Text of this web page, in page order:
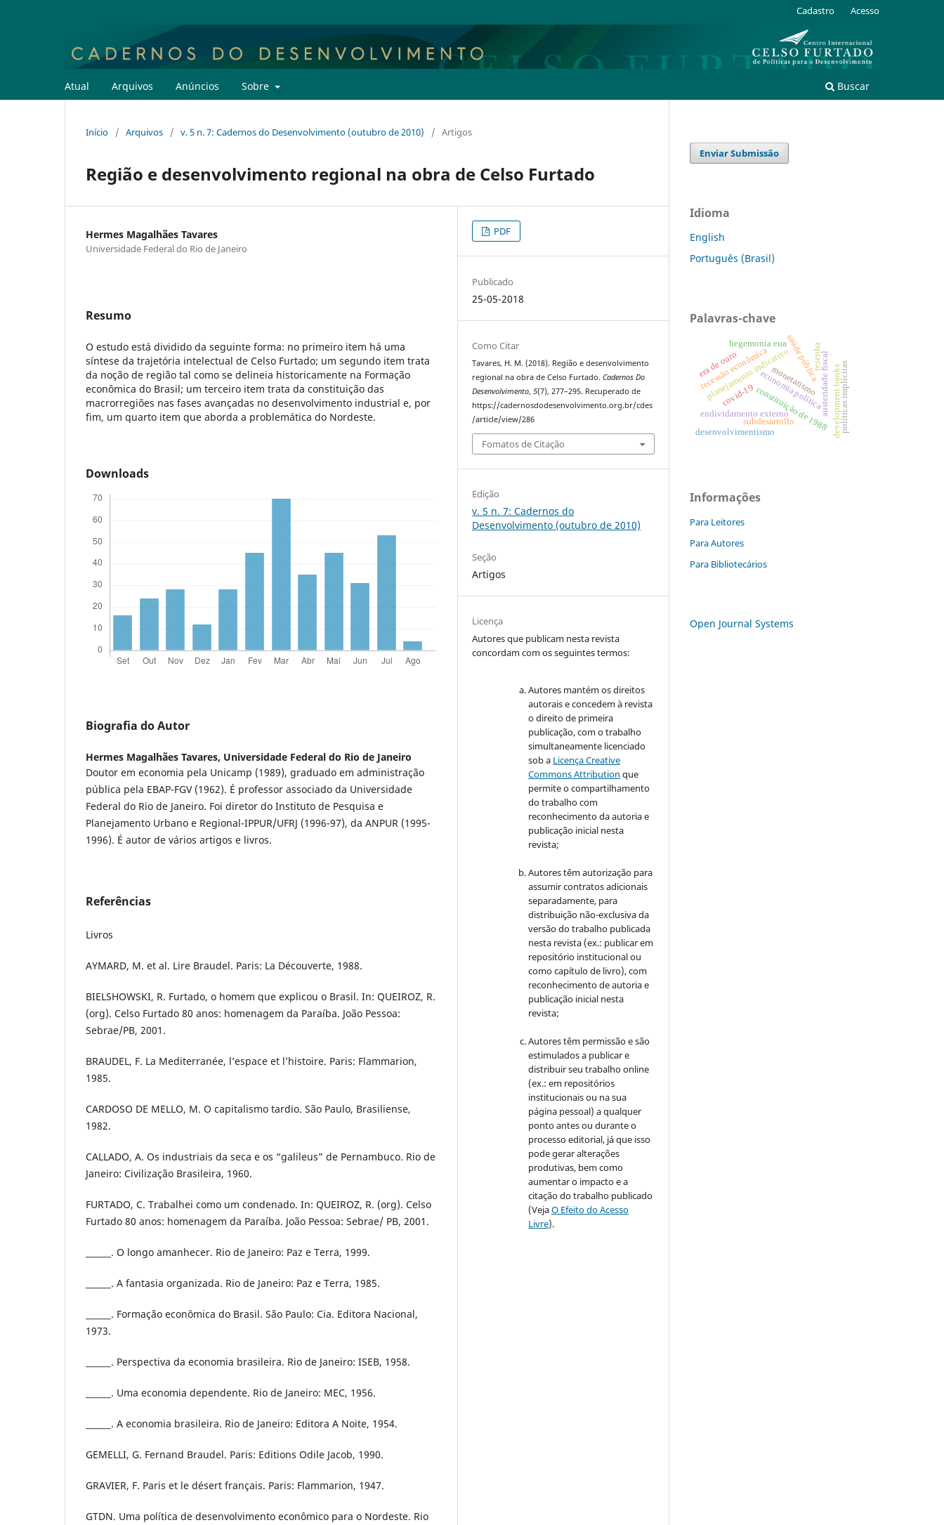
Atual Arquivos Anúncios Sobre Buscar
Cadastro Acesso
Início / Arquivos / v. 5 n. 7: Cadernos do Desenvolvimento (outubro de 2010) / Artigos
Região e desenvolvimento regional na obra de Celso Furtado
Hermes Magalhães Tavares
Universidade Federal do Rio de Janeiro
Resumo
O estudo está dividido da seguinte forma: no primeiro item há uma
síntese da trajetória intelectual de Celso Furtado; um segundo item trata
da noção de região tal como se delineia historicamente na Formação
econômica do Brasil; um terceiro item trata da constituição das
macrorregiões nas fases avançadas no desenvolvimento industrial e, por
fim, um quarto item que aborda a problemática do Nordeste.
Downloads
Biografia do Autor
Hermes Magalhães Tavares, Universidade Federal do Rio de Janeiro
Doutor em economia pela Unicamp (1989), graduado em administração
pública pela EBAP-FGV (1962). É professor associado da Universidade
Federal do Rio de Janeiro. Foi diretor do Instituto de Pesquisa e
Planejamento Urbano e Regional-IPPUR/UFRJ (1996-97), da ANPUR (1995-
1996). É autor de vários artigos e livros.
Referências
Livros
AYMARD, M. et al. Lire Braudel. Paris: La Découverte, 1988.
BIELSHOWSKI, R. Furtado, o homem que explicou o Brasil. In: QUEIROZ, R.
(org). Celso Furtado 80 anos: homenagem da Paraíba. João Pessoa:
Sebrae/PB, 2001.
BRAUDEL, F. La Mediterranée, l’espace et l’histoire. Paris: Flammarion,
1985.
CARDOSO DE MELLO, M. O capitalismo tardio. São Paulo, Brasiliense,
1982.
CALLADO, A. Os industriais da seca e os “galileus” de Pernambuco. Rio de
Janeiro: Civilização Brasileira, 1960.
FURTADO, C. Trabalhei como um condenado. In: QUEIROZ, R. (org). Celso
Furtado 80 anos: homenagem da Paraíba. João Pessoa: Sebrae/ PB, 2001.
______. O longo amanhecer. Rio de Janeiro: Paz e Terra, 1999.
______. A fantasia organizada. Rio de Janeiro: Paz e Terra, 1985.
______. Formação econômica do Brasil. São Paulo: Cia. Editora Nacional,
1973.
______. Perspectiva da economia brasileira. Rio de Janeiro: ISEB, 1958.
______. Uma economia dependente. Rio de Janeiro: MEC, 1956.
______. A economia brasileira. Rio de Janeiro: Editora A Noite, 1954.
GEMELLI, G. Fernand Braudel. Paris: Editions Odile Jacob, 1990.
GRAVIER, F. Paris et le désert français. Paris: Flammarion, 1947.
GTDN. Uma política de desenvolvimento econômico para o Nordeste. Rio
PDF
Publicado
25-05-2018
Como Citar
Tavares, H. M. (2018). Região e desenvolvimento
regional na obra de Celso Furtado.Cadernos Do
Desenvolvimento,5(7), 277–295. Recuperado de
https://cadernosdodesenvolvimento.org.br/cdes
/article/view/286
Fomatos de Citação
Edição
v. 5 n. 7: Cadernos do
Desenvolvimento (outubro de 2010)
Seção
Artigos
Licença
Autores que publicam nesta revista
concordam com os seguintes termos:
Autores mantém os direitos
autorais e concedem à revista
o direito de primeira
publicação, com o trabalho
simultaneamente licenciado
sob a Licença Creative
Commons Attribution que
permite o compartilhamento
do trabalho com
reconhecimento da autoria e
publicação inicial nesta
revista;
Autores têm autorização para
assumir contratos adicionais
separadamente, para
distribuição não-exclusiva da
versão do trabalho publicada
nesta revista (ex.: publicar em
repositório institucional ou
como capítulo de livro), com
reconhecimento de autoria e
publicação inicial nesta
revista;
Autores têm permissão e são
estimulados a publicar e
distribuir seu trabalho online
(ex.: em repositórios
institucionais ou na sua
página pessoal) a qualquer
ponto antes ou durante o
processo editorial, já que isso
pode gerar alterações
produtivas, bem como
aumentar o impacto e a
citação do trabalho publicado
(VejaO Efeito do Acesso
Livre).
Enviar Submissão
Idioma
English
Português (Brasil)
Palavras-chave
constituição de 1988
economia política
planejamento indicativo
endividamento externo
recessão econômica
covid-19
saúde públicaausteridade fiscal
monetarismo
era de ouro development bankspolíticas implícitas
subdesarrollo
resenha
desenvolvimentismo
hegemonia eua
Informações
Para Leitores
Para Autores
Para Bibliotecários
Open Journal Systems